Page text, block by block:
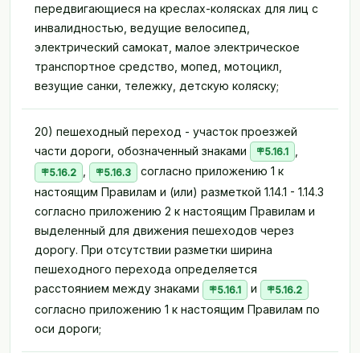
передвигающиеся на креслах-колясках для лиц с
инвалидностью, ведущие велосипед,
электрический самокат, малое электрическое
транспортное средство, мопед, мотоцикл,
везущие санки, тележку, детскую коляску;
20) пешеходный переход - участок проезжей
части дороги, обозначенный знаками
5.16.1
5.16.2 5.16.3
согласно приложению 1 к
настоящим Правилам и (или) разметкой 1.14.1 - 1.14.3
согласно приложению 2 к настоящим Правилам и
выделенный для движения пешеходов через
дорогу. При отсутствии разметки ширина
пешеходного перехода определяется
расстоянием между знаками
5.16.1 и 5.16.2
согласно приложению 1 к настоящим Правилам по
оси дороги;